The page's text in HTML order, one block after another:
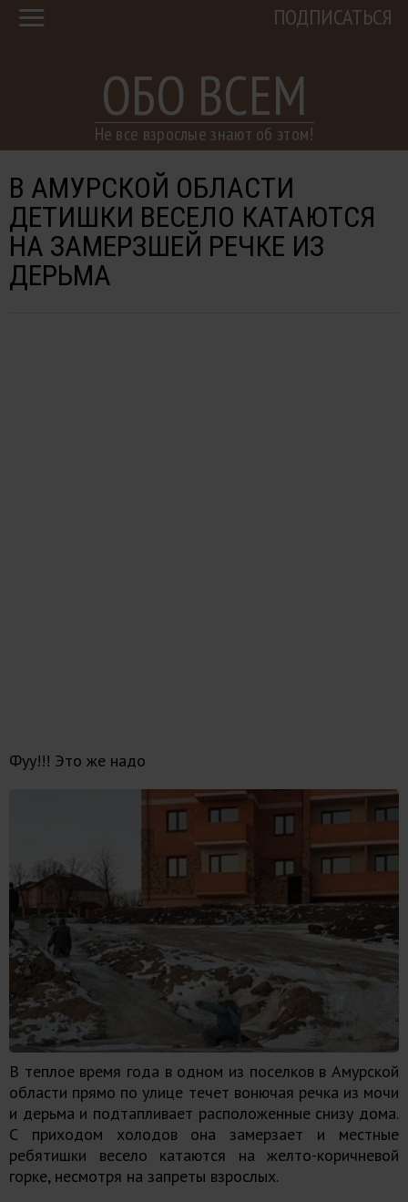
ОБО ВСЕМ
Не все взрослые знают об этом!
ПОДПИСАТЬСЯ
В АМУРСКОЙ ОБЛАСТИ
ДЕТИШКИ ВЕСЕЛО КАТАЮТСЯ
НА ЗАМЕРЗШЕЙ РЕЧКЕ ИЗ
ДЕРЬМА
Фуу!!! Это же надо
В теплое время года в одном из поселков в Амурской
области прямо по улице течет вонючая речка из мочи
и дерьма и подтапливает расположенные снизу дома.
С приходом холодов она замерзает и местные
ребятишки весело катаются на желто-коричневой
горке, несмотря на запреты взрослых.